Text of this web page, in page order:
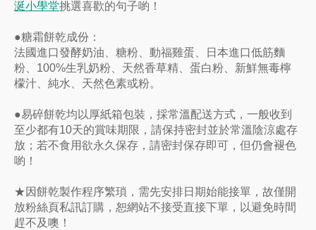
涎小學堂挑選喜歡的句子喲！
●糖霜餅乾成份：
法國進口發酵奶油、糖粉、動福雞蛋、日本進口低筋麵
粉、100%生乳奶粉、天然香草精、蛋白粉、新鮮無毒檸
檬汁、純水、天然色素或粉。
●易碎餅乾均以厚紙箱包裝，採常溫配送方式，一般收到
至少都有10天的賞味期限，請保持密封並於常溫陰涼處存
放；若不食用欲永久保存，請密封保存即可，但仍會褪色
喲！
★因餅乾製作程序繁瑣，需先安排日期始能接單，故僅開
放粉絲頁私訊訂購，恕網站不接受直接下單，以避免時間
趕不及噢！